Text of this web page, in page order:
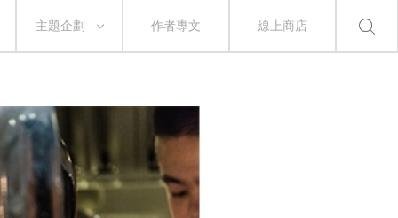
主題企劃 作者專文 線上商店